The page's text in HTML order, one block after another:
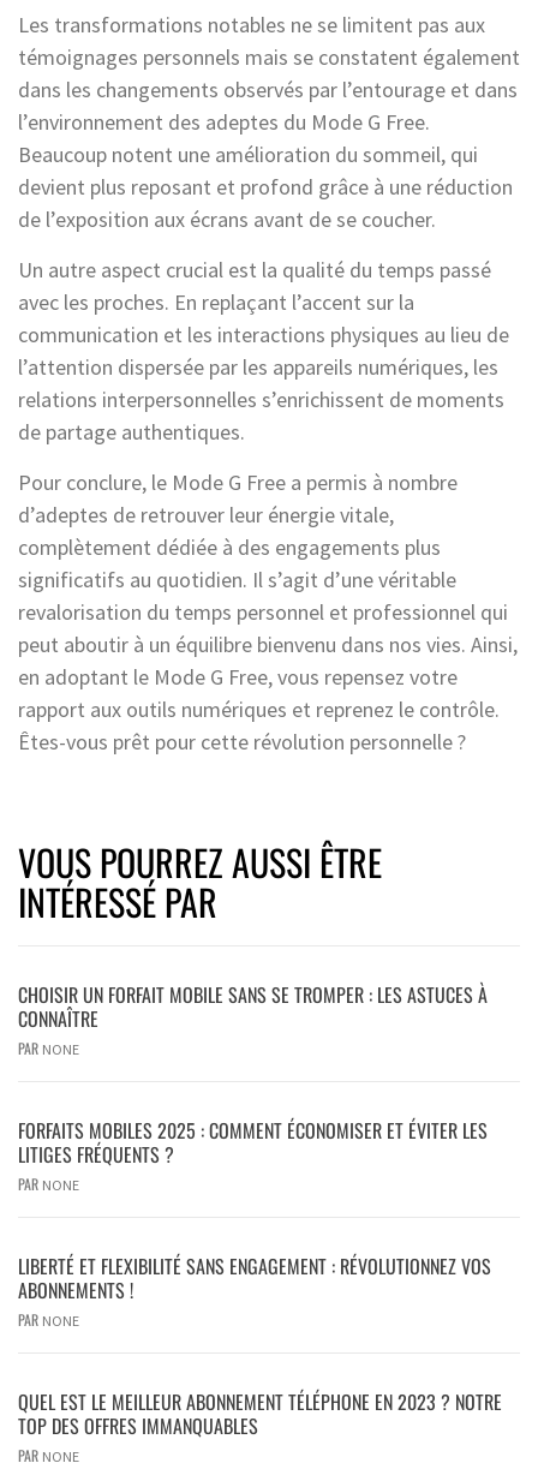
Les transformations notables ne se limitent pas aux
témoignages personnels mais se constatent également
dans les changements observés par l’entourage et dans
l’environnement des adeptes du Mode G Free.
Beaucoup notent une amélioration du sommeil, qui
devient plus reposant et profond grâce à une réduction
de l’exposition aux écrans avant de se coucher.
Un autre aspect crucial est la qualité du temps passé
avec les proches. En replaçant l’accent sur la
communication et les interactions physiques au lieu de
l’attention dispersée par les appareils numériques, les
relations interpersonnelles s’enrichissent de moments
de partage authentiques.
Pour conclure, le Mode G Free a permis à nombre
d’adeptes de retrouver leur énergie vitale,
complètement dédiée à des engagements plus
significatifs au quotidien. Il s’agit d’une véritable
revalorisation du temps personnel et professionnel qui
peut aboutir à un équilibre bienvenu dans nos vies. Ainsi,
en adoptant le Mode G Free, vous repensez votre
rapport aux outils numériques et reprenez le contrôle.
Êtes-vous prêt pour cette révolution personnelle ?
VOUS POURREZ AUSSI ÊTRE
INTÉRESSÉ PAR
CHOISIR UN FORFAIT MOBILE SANS SE TROMPER : LES ASTUCES À
CONNAÎTRE
PAR NONE
FORFAITS MOBILES 2025 : COMMENT ÉCONOMISER ET ÉVITER LES
LITIGES FRÉQUENTS ?
PAR NONE
LIBERTÉ ET FLEXIBILITÉ SANS ENGAGEMENT : RÉVOLUTIONNEZ VOS
ABONNEMENTS !
PAR NONE
QUEL EST LE MEILLEUR ABONNEMENT TÉLÉPHONE EN 2023 ? NOTRE
TOP DES OFFRES IMMANQUABLES
PAR NONE